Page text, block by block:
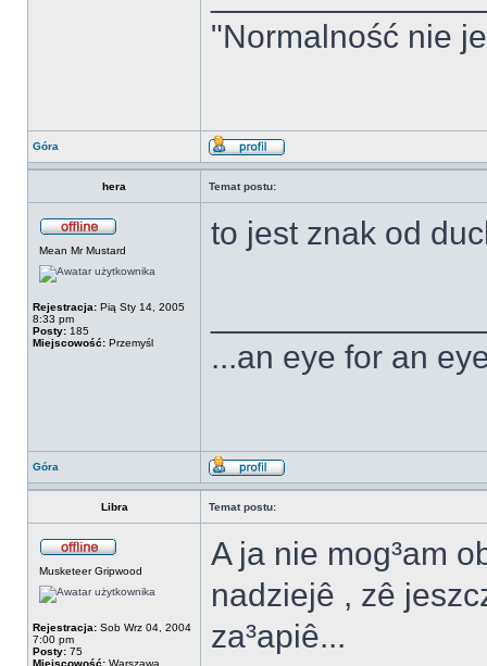
"Normalność nie
Góra
hera Temat postu:
Mean Mr Mustard
Rejestracja: Pią Sty 14, 2005
8:33 pm
Posty: 185
Miejscowość: Przemyśl
to jest znak od
...an eye for an
Góra
Libra Temat postu:
Musketeer Gripwood
Rejestracja: Sob Wrz 04, 2004
7:00 pm
Posty: 75
Miejscowość: Warszawa
A ja nie mog³am
nadziejê , zê
za³apiê...